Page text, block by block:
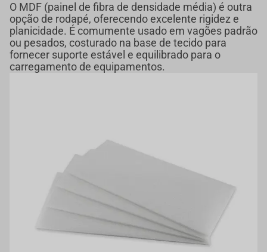
O MDF (painel de fibra de densidade média) é outra
opção de rodapé, oferecendo excelente rigidez e
planicidade. É comumente usado em vagões padrão
ou pesados, costurado na base de tecido para
fornecer suporte estável e equilibrado para o
carregamento de equipamentos.